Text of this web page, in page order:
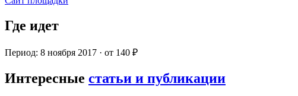
Где идет
Период: 8 ноября 2017 · от 140 ₽
Интересные статьи и публикации